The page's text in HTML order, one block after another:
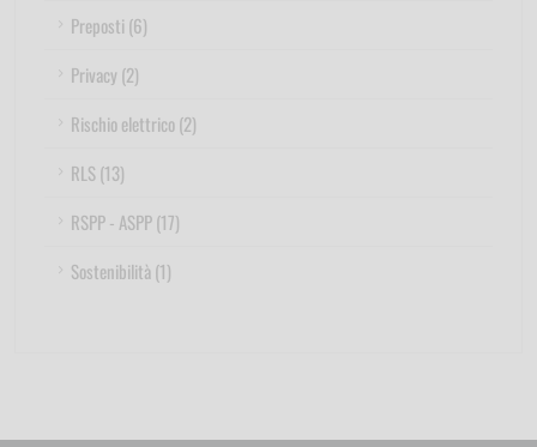
Preposti (6)
Privacy (2)
Rischio elettrico (2)
RLS (13)
RSPP - ASPP (17)
Sostenibilità (1)